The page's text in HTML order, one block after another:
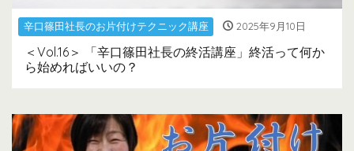
辛口篠田社長のお片付けテクニック講座 2025年9月10日
＜Vol.16＞ 「辛口篠田社長の終活講座」終活って何か
ら始めればいいの？